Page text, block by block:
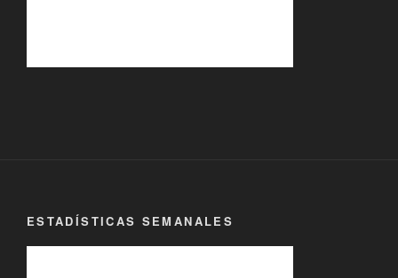
ESTADÍSTICAS SEMANALES